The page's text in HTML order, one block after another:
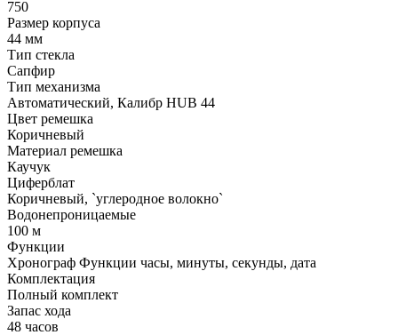
750
Размер корпуса
44 мм
Тип стекла
Сапфир
Тип механизма
Автоматический, Калибр HUB 44
Цвет ремешка
Коричневый
Материал ремешка
Каучук
Циферблат
Коричневый, `углеродное волокно`
Водонепроницаемые
100 м
Функции
Хронограф Функции часы, минуты, секунды, дата
Комплектация
Полный комплект
Запас хода
48 часов